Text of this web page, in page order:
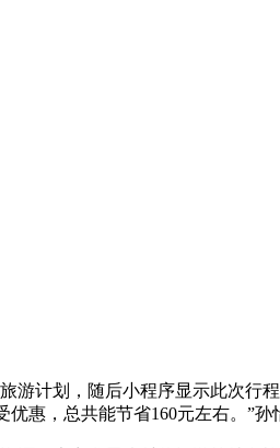
游计划，随后小程序显示此次行
惠，总共能节省160元左右。”孙